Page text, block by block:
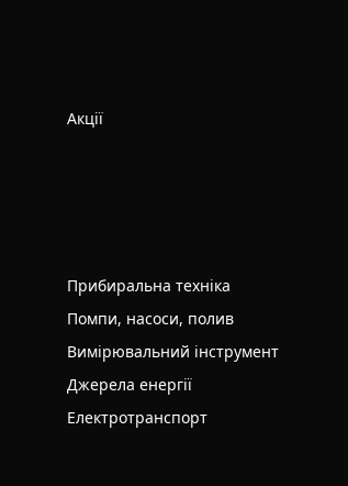
Акції
Прибиральна техніка
Помпи, насоси, полив
Вимірювальний інструмент
Джерела енергії
Електротранспорт